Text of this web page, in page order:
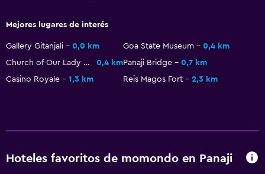
Check-in/check-out privado
Recepción 24 horas
Comedor
Fruta
Mejores lugares de interés
Gallery Gitanjali 0,0 km Goa State Museum
0,4 km
Church of Our Lady of Immaculate Conception
0,4 kmPanaji Bridge
0,7 km
Casino Royale
1,3 km Reis Magos Fort 2,3 km
Hoteles favoritos de momondo en Panaji